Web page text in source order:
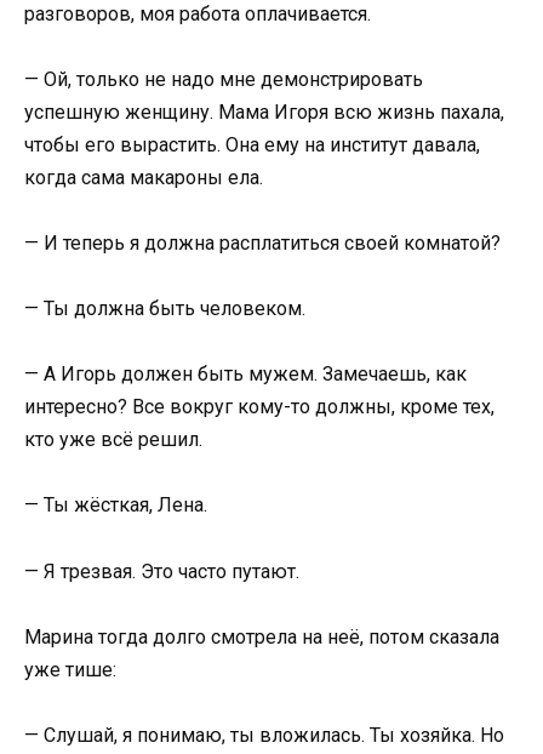
разговоров, моя работа оплачивается.
— Ой, только не надо мне демонстрировать
успешную женщину. Мама Игоря всю жизнь пахала,
чтобы его вырастить. Она ему на институт давала,
когда сама макароны ела.
— И теперь я должна расплатиться своей комнатой?
— Ты должна быть человеком.
— А Игорь должен быть мужем. Замечаешь, как
интересно? Все вокруг кому-то должны, кроме тех,
кто уже всё решил.
— Ты жёсткая, Лена.
— Я трезвая. Это часто путают.
Марина тогда долго смотрела на неё, потом сказала
уже тише:
— Слушай, я понимаю, ты вложилась. Ты хозяйка. Но